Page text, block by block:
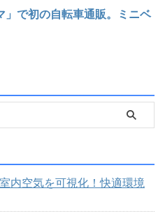
」で初の自転車通販。ミニベ
内空気を可視化！快適環境